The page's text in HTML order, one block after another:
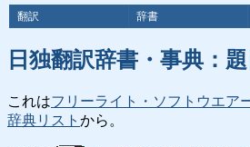
翻訳 辞書
日独翻訳辞書・事典：
これはフリーライト・ソフトウエア
辞典リスト から。